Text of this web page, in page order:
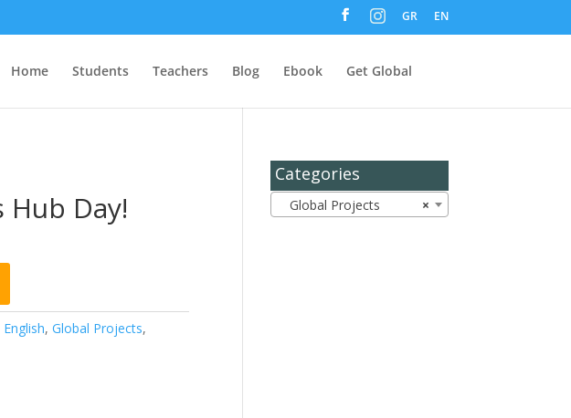
M
e
n
t
e
GR EN
Home Students Teachers Blog Ebook Get Global
Hub Day!
English,Global Projects,
Categories
×
Global Projects